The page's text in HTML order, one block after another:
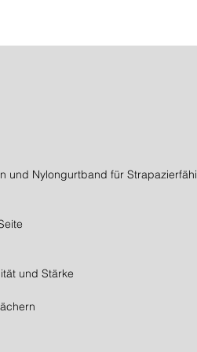
und Nylongurtband für
und Stärke